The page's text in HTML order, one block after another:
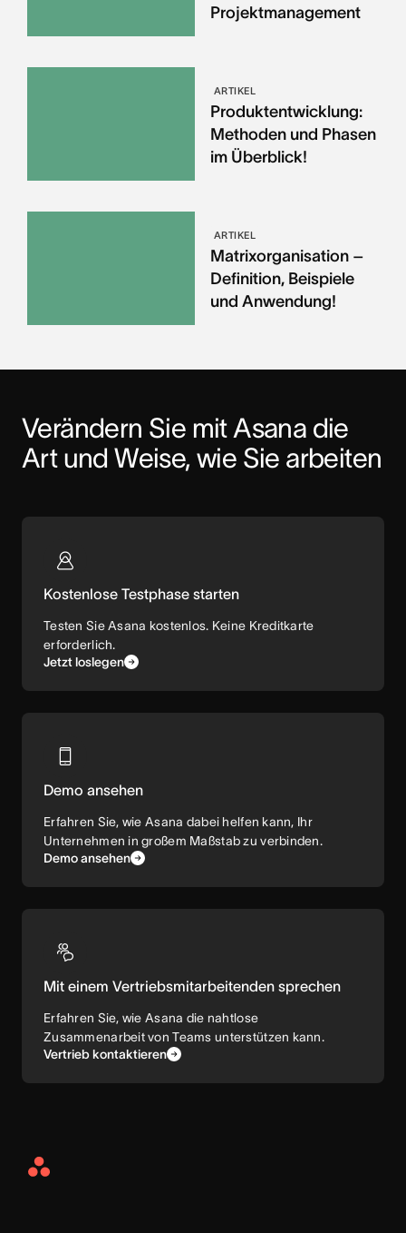
Projektmanagement
ARTIKEL
Produktentwicklung:
Methoden und Phasen
im Überblick!
ARTIKEL
Matrixorganisation –
Definition, Beispiele
und Anwendung!
Verändern Sie mit Asana die
Art und Weise, wie Sie arbeiten
Kostenlose Testphase starten
Testen Sie Asana kostenlos. Keine Kreditkarte
erforderlich.
Jetzt loslegen
Demo ansehen
Erfahren Sie, wie Asana dabei helfen kann, Ihr
Unternehmen in großem Maßstab zu verbinden.
Demo ansehen
Mit einem Vertriebsmitarbeitenden sprechen
Erfahren Sie, wie Asana die nahtlose
Zusammenarbeit von Teams unterstützen kann.
Vertrieb kontaktieren
Asana